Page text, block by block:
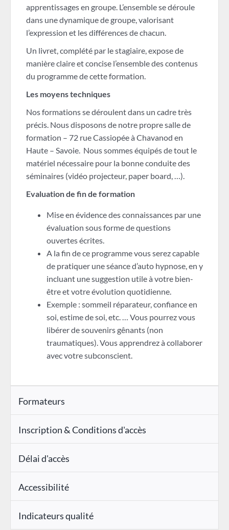
apprentissages en groupe. L’ensemble se déroule
dans une dynamique de groupe, valorisant
l’expression et les différences de chacun.
Un livret, complété par le stagiaire, expose de
manière claire et concise l’ensemble des contenus
du programme de cette formation.
Les moyens techniques
Nos formations se déroulent dans un cadre très
précis. Nous disposons de notre propre salle de
formation – 72 rue Cassiopée à Chavanod en
Haute – Savoie. Nous sommes équipés de tout le
matériel nécessaire pour la bonne conduite des
séminaires (vidéo projecteur, paper board, …).
Evaluation de fin de formation
Mise en évidence des connaissances par une
évaluation sous forme de questions
ouvertes écrites.
A la fin de ce programme vous serez capable
de pratiquer une séance d’auto hypnose, en y
incluant une suggestion utile à votre bien-
être et votre évolution quotidienne.
Exemple : sommeil réparateur, confiance en
soi, estime de soi, etc. … Vous pourrez vous
libérer de souvenirs gênants (non
traumatiques). Vous apprendrez à collaborer
avec votre subconscient.
Formateurs
Inscription & Conditions d'accès
Délai d'accès
Accessibilité
Indicateurs qualité